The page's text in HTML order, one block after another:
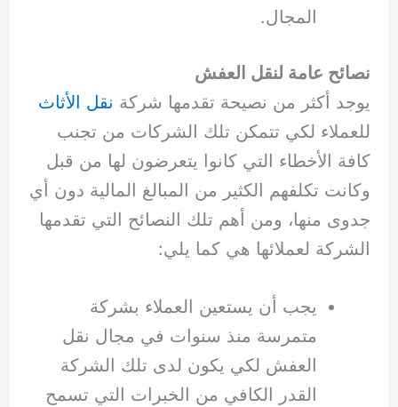
المجال.
نصائح عامة لنقل العفش
يوجد أكثر من نصيحة تقدمها شركة نقل الأثاث
للعملاء لكي تتمكن تلك الشركات من تجنب
كافة الأخطاء التي كانوا يتعرضون لها من قبل
وكانت تكلفهم الكثير من المبالغ المالية دون أي
جدوى منها، ومن أهم تلك النصائح التي تقدمها
الشركة لعملائها هي كما يلي:
يجب أن يستعين العملاء بشركة
متمرسة منذ سنوات في مجال نقل
العفش لكي يكون لدى تلك الشركة
القدر الكافي من الخبرات التي تسمح